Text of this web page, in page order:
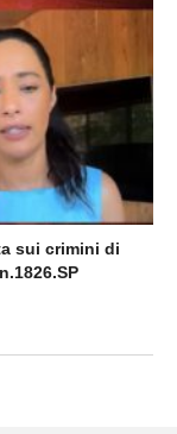
sui crimini di